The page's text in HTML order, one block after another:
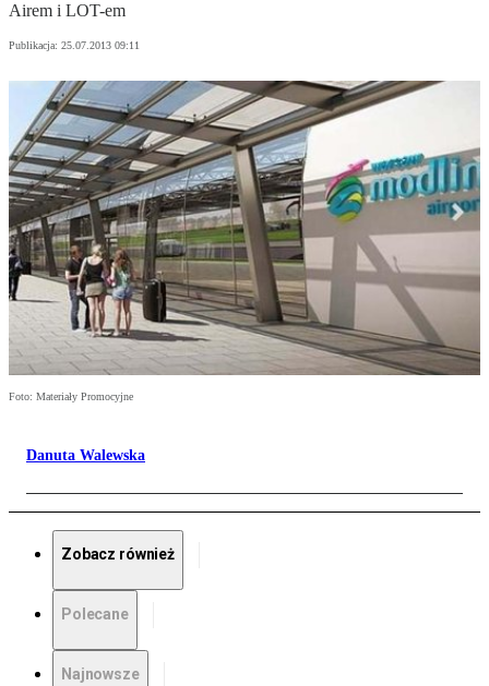
Airem i LOT-em
Publikacja: 25.07.2013 09:11
Foto: Materiały Promocyjne
Danuta Walewska
Zobacz również
Polecane
Najnowsze